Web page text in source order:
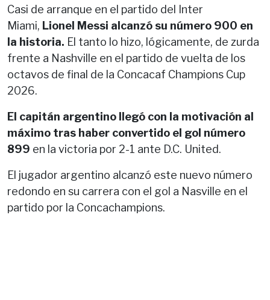
Casi de arranque en el partido del Inter
Miami, Lionel Messi alcanzó su número 900 en
la historia. El tanto lo hizo, lógicamente, de zurda
frente a Nashville en el partido de vuelta de los
octavos de final de la Concacaf Champions Cup
2026.
El capitán argentino llegó con la motivación al
máximo tras haber convertido el gol número
899 en la victoria por 2-1 ante D.C. United.
El jugador argentino alcanzó este nuevo número
redondo en su carrera con el gol a Nasville en el
partido por la Concachampions.